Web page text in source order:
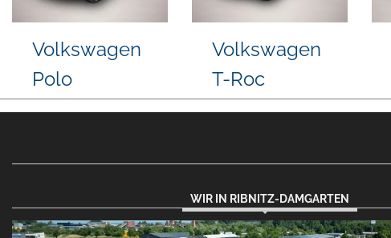
Cupra Born
Volkswagen
T-Roc
WIR IN RIBNITZ-DAMGARTEN